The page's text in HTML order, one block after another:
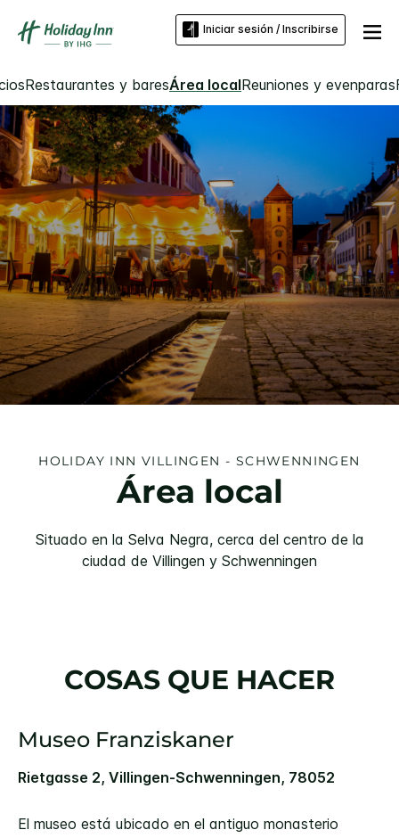
Iniciar sesión / Inscribirse
Restaurantes y baresÁrea localReuniones y evenparas
HOLIDAY INN VILLINGEN - SCHWENNINGEN
Área local
Situado en la Selva Negra, cerca del centro de la
ciudad de Villingen y Schwenningen
COSAS QUE HACER
Museo Franziskaner
Rietgasse 2, Villingen-Schwenningen, 78052
El museo está ubicado en el antiguo monasterio